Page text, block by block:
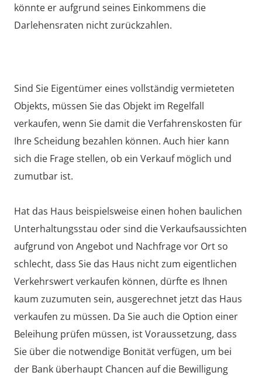
könnte er aufgrund seines Einkommens die
Darlehensraten nicht zurückzahlen.
Sind Sie Eigentümer eines vollständig vermieteten
Objekts, müssen Sie das Objekt im Regelfall
verkaufen, wenn Sie damit die Verfahrenskosten für
Ihre Scheidung bezahlen können. Auch hier kann
sich die Frage stellen, ob ein Verkauf möglich und
zumutbar ist.
Hat das Haus beispielsweise einen hohen baulichen
Unterhaltungsstau oder sind die Verkaufsaussichten
aufgrund von Angebot und Nachfrage vor Ort so
schlecht, dass Sie das Haus nicht zum eigentlichen
Verkehrswert verkaufen können, dürfte es Ihnen
kaum zuzumuten sein, ausgerechnet jetzt das Haus
verkaufen zu müssen. Da Sie auch die Option einer
Beleihung prüfen müssen, ist Voraussetzung, dass
Sie über die notwendige Bonität verfügen, um bei
der Bank überhaupt Chancen auf die Bewilligung